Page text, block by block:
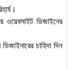
System
and
Standards
ওয়েবসাইট ডিজাইনের
চাহিদা দিন